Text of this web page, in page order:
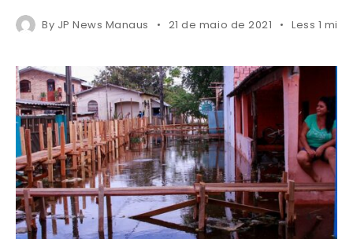
By JP News Manaus 21 de maio de 2021 Less 1 min